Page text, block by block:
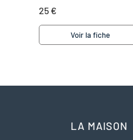
25 €
Voir la fiche
LA MAISON